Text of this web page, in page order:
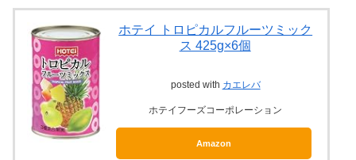
ホテイ トロピカルフルーツミック
ス 425g×6個
posted with カエレバ
ホテイフーズコーポレーション
Amazon